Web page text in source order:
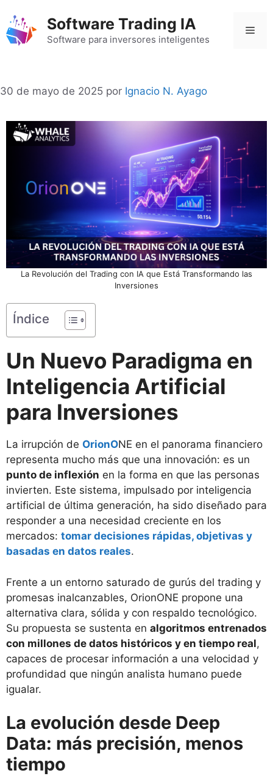
contenido
Software Trading IA
Software para inversores inteligentes
30 de mayo de 2025 por Ignacio N. Ayago
La Revolución del Trading con IA que Está Transformando las
Inversiones
Índice
Un Nuevo Paradigma en
Inteligencia Artificial
para Inversiones
La irrupción de OrionONE en el panorama financiero
representa mucho más que una innovación: es un
punto de inflexión en la forma en que las personas
invierten. Este sistema, impulsado por inteligencia
artificial de última generación, ha sido diseñado para
responder a una necesidad creciente en los
mercados: tomar decisiones rápidas, objetivas y
basadas en datos reales.
Frente a un entorno saturado de gurús del trading y
promesas inalcanzables, OrionONE propone una
alternativa clara, sólida y con respaldo tecnológico.
Su propuesta se sustenta en algoritmos entrenados
con millones de datos históricos y en tiempo real,
capaces de procesar información a una velocidad y
profundidad que ningún analista humano puede
igualar.
La evolución desde Deep
Data: más precisión, menos
tiempo